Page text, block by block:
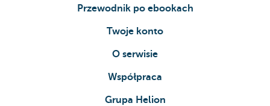
Przewodnik po ebookach
Twoje konto
O serwisie
Współpraca
Grupa Helion